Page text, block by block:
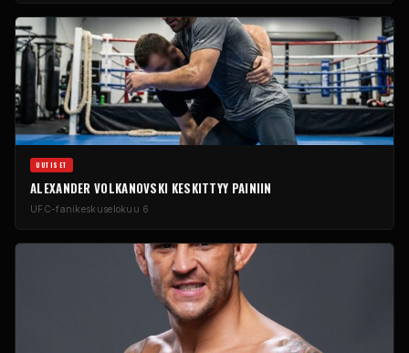
UUTISET
ALEXANDER VOLKANOVSKI KESKITTYY PAINIIN
UFC-fanikeskuselokuu 6